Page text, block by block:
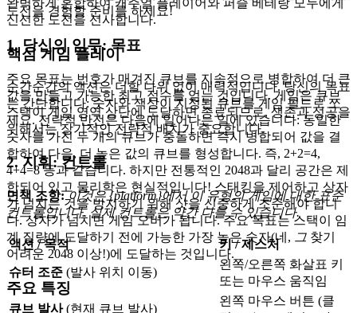
완벽하게 혼합하여 캐주얼 플레이어와 퍼즐 베테랑 모두에게
신선한 도전을 선사합니다.
핵심 게임 플레이
순간순간의 액션은 더할 나위 없이 매력적입니다. 당신의 목표
는 간단합니다: 숫자와 색상이 지정된 큐브를 게임 필드로 쏘
세요. 전략적 반전은 다음에 일어나는 일에 있습니다: 동일한
숫자를 가진 두 개의 큐브가 충돌하면 즉시 병합되어 값을 결
합하여 다음, 더 높은 값의 큐브를 형성합니다. 즉, 2+2=4,
4+4=8 등과 같습니다. 하지만 전통적인 2048과 달리 공간은 제
한되어 있고 물리학은 현실적입니다! 스태킹을 제어하고 상자
가 넘치는 것을 방지하기 위해 샷을 신중하게 조준해야 합니
다. 상자가 넘치면 게임 오버가 됩니다. 주요 목표는 스택이 임
계 질량에 도달하기 전에 가능한 가장 높은 숫자(네, 그 찾기
어려운 2048 이상!)에 도달하는 것입니다.
주요 특징
도전을 경험할 준비를 하세요!
1. 당신의 임무: 목표
주요 목표는 번호가 매겨진 큐브를 지속적으로 병합하여 더 큰
값을 만들고 가능한 최고 점수를 얻는 것입니다. 게임은 큐브
스택이 게임 영역 상단에 도달하면 종료되므로, 생존과 성공을
위해서는 장기적인 전략적 배치가 중요합니다.
2. 지휘: 컨트롤
면책 조항: 이것은 {platform}에서 이 유형의 게임에 대한 표준
컨트롤입니다. 실제 컨트롤은 약간 다를 수 있습니다.
액션 / 목적 키 / 제스처
슈터 조준 (발사 위치 이동)
왼쪽/오른쪽 화살표 키
또는 마우스 움직임
큐브 발사(현재 큐브 발사)
왼쪽 마우스 버튼 (클